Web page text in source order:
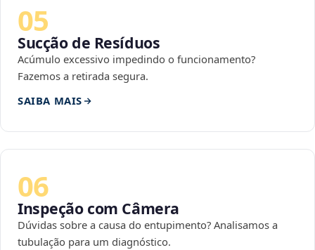
05
Sucção de Resíduos
Acúmulo excessivo impedindo o funcionamento?
Fazemos a retirada segura.
SAIBA MAIS
06
Inspeção com Câmera
Dúvidas sobre a causa do entupimento? Analisamos a
tubulação para um diagnóstico.